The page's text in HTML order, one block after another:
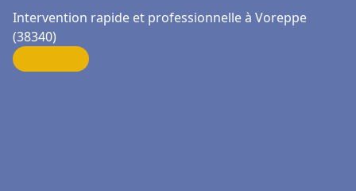
Intervention rapide et professionnelle à Voreppe
(38340)